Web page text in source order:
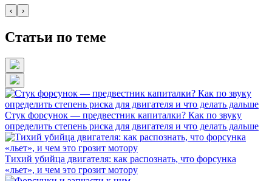
‹ ›
Статьи по теме
Стук форсунок — предвестник капиталки? Как по звуку
определить степень риска для двигателя и что делать дальше
Тихий убийца двигателя: как распознать, что форсунка
«льет», и чем это грозит мотору